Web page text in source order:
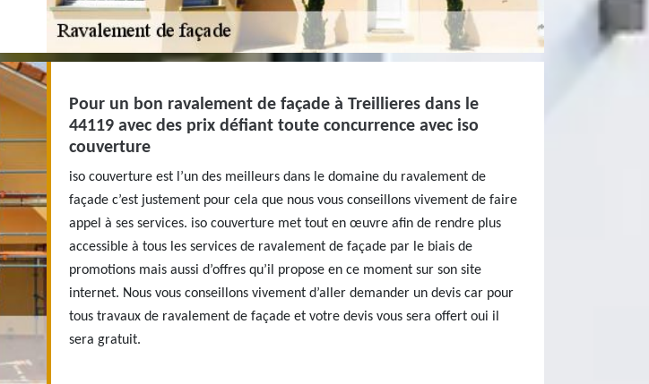
Pour un bon ravalement de façade à Treillieres dans le
44119 avec des prix défiant toute concurrence avec iso
couverture
iso couverture est l’un des meilleurs dans le domaine du ravalement de
façade c’est justement pour cela que nous vous conseillons vivement de faire
appel à ses services. iso couverture met tout en œuvre afin de rendre plus
accessible à tous les services de ravalement de façade par le biais de
promotions mais aussi d’offres qu’il propose en ce moment sur son site
internet. Nous vous conseillons vivement d’aller demander un devis car pour
tous travaux de ravalement de façade et votre devis vous sera offert oui il
sera gratuit.